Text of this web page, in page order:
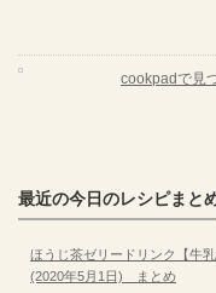
cookpadで見
最近の今日のレシピまと
ほうじ茶ゼリードリンク【牛
(2020年5月1日) まとめ